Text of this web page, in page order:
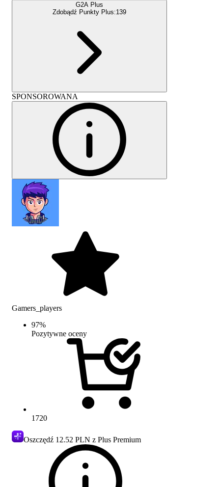
G2A Plus
Zdobądź Punkty Plus:139
SPONSOROWANA
Gamers_players
97%
Pozytywne oceny
1720
Oszczędź 12.52 PLN z Plus Premium